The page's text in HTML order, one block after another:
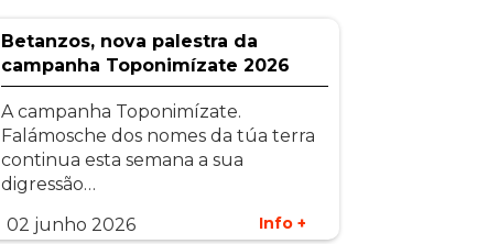
Betanzos, nova palestra da
campanha Toponimízate 2026
A campanha Toponimízate.
Falámosche dos nomes da túa terra
continua esta semana a sua
digressão…
02 junho 2026
Info +